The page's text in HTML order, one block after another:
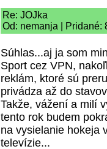
Re: JOJka
Od: nemanja | Pridané:
Súhlas...aj ja som
Sport cez VPN,
reklám, ktoré sú
privádza až do
Takže, vážení a milí
tento rok budem
na vysielanie hokeja
televízie...